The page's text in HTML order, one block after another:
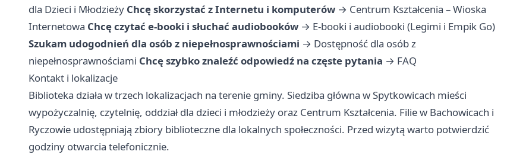
dla Dzieci i Młodzieży Chcę skorzystać z Internetu i komputerów → Centrum Kształcenia – Wioska
Internetowa Chcę czytać e-booki i słuchać audiobooków → E-booki i audiobooki (Legimi i Empik Go)
Szukam udogodnień dla osób z niepełnosprawnościami → Dostępność dla osób z
niepełnosprawnościami Chcę szybko znaleźć odpowiedź na częste pytania → FAQ
Kontakt i lokalizacje
Biblioteka działa w trzech lokalizacjach na terenie gminy. Siedziba główna w Spytkowicach mieści
wypożyczalnię, czytelnię, oddział dla dzieci i młodzieży oraz Centrum Kształcenia. Filie w Bachowicach i
Ryczowie udostępniają zbiory biblioteczne dla lokalnych społeczności. Przed wizytą warto potwierdzić
godziny otwarcia telefonicznie.